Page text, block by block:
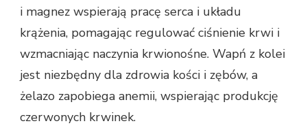
i magnez wspierają pracę serca i układu
krążenia, pomagając regulować ciśnienie krwi i
wzmacniając naczynia krwionośne. Wapń z kolei
jest niezbędny dla zdrowia kości i zębów, a
żelazo zapobiega anemii, wspierając produkcję
czerwonych krwinek.